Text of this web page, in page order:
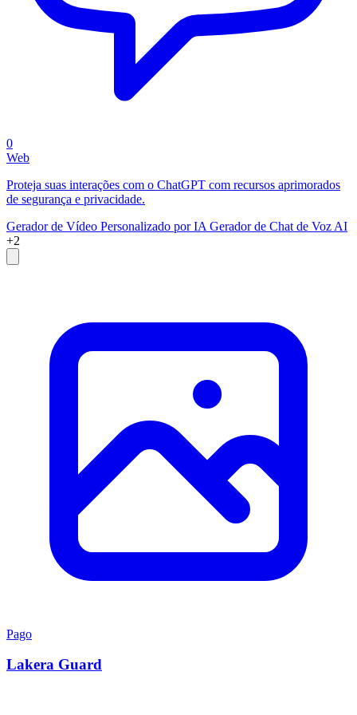
0
Web
Proteja suas interações com o ChatGPT com recursos aprimorados
de segurança e privacidade.
Gerador de Vídeo Personalizado por IA Gerador de Chat de Voz AI
+2
Pago
Lakera Guard